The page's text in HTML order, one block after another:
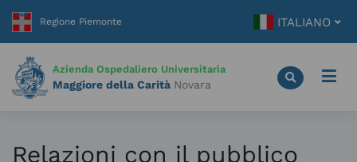
contenuto
ITALIANO
Azienda Ospedaliero Universitaria
Maggiore della Carità Novara
Relazioni con il pubblico